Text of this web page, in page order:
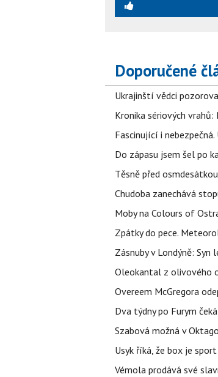
Doporučené
Ukrajinští vědci
Kronika sériových
Fascinující i
Do zápasu jsem šel po
Těsně před
Chudoba zanechává
Moby na Colours of
Zpátky do pece.
Zásnuby v Londýně: Syn
Oleokantal z olivového
Overeem McGregora
Dva týdny po Furym
Szabová možná v
Usyk říká, že box je
Vémola prodává své